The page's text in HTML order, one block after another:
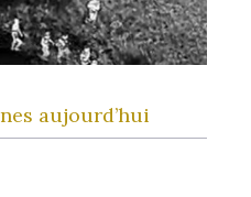
aujourd’hui